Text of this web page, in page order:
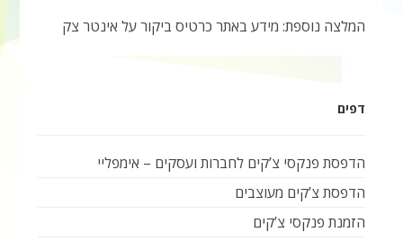
המלצה נוספת: מידע באתר כרטיס ביקור על אינטר צק
דפים
הדפסת פנקסי צ’קים לחברות ועסקים – אימפליי
הדפסת צ’קים מעוצבים
הזמנת פנקסי צ’קים